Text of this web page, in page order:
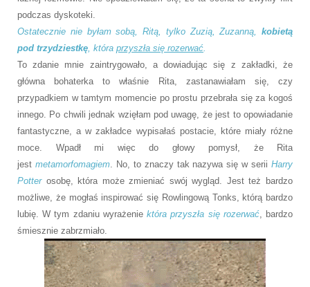
podczas dyskoteki.
Ostatecznie nie byłam sobą, Ritą, tylko Zuzią, Zuzanną, kobietą
pod trzydziestkę, która przyszła się rozerwać.
To zdanie mnie zaintrygowało, a dowiadując się z zakładki, że
główna bohaterka to właśnie Rita, zastanawiałam się, czy
przypadkiem w tamtym momencie po prostu przebrała się za kogoś
innego. Po chwili jednak wzięłam pod uwagę, że jest to opowiadanie
fantastyczne, a w zakładce wypisałaś postacie, które miały różne
moce. Wpadł mi więc do głowy pomysł, że Rita
jest metamorfomagiem. No, to znaczy tak nazywa się w seriiHarry
Potter osobę, która może zmieniać swój wygląd. Jest też bardzo
możliwe, że mogłaś inspirować się Rowlingową Tonks, którą bardzo
lubię. W tym zdaniu wyrażeniektóra przyszła się rozerwać, bardzo
śmiesznie zabrzmiało.